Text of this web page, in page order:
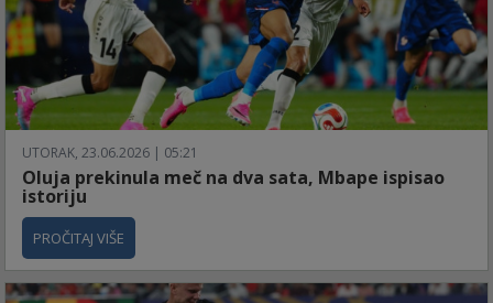
UTORAK, 23.06.2026 | 05:21
Oluja prekinula meč na dva sata, Mbape ispisao
istoriju
PROČITAJ VIŠE